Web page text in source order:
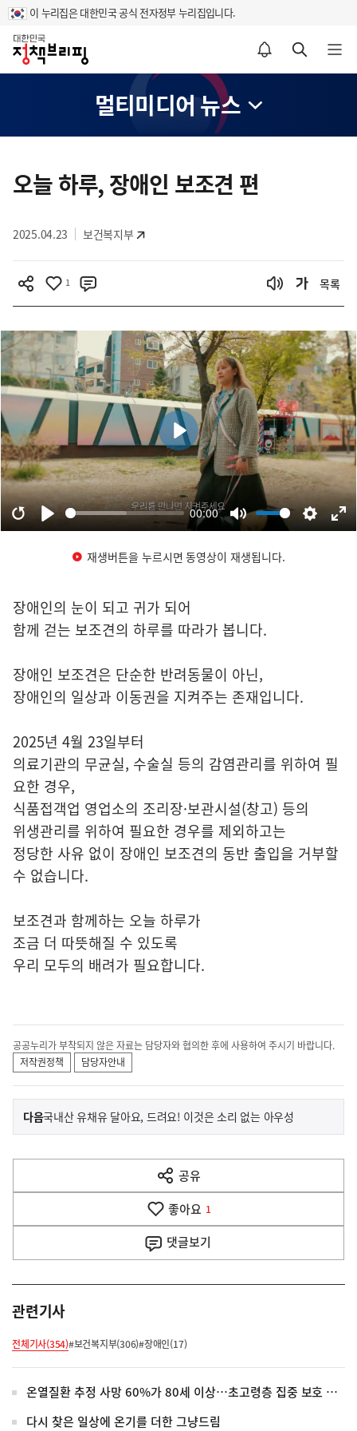
이 누리집은 대한민국 공식 전자정부 누리집입니다.
홈
알림설정 바로가기 검색 바로가기 메뉴 열기
멀티미디어 뉴스
텐
츠
역
오늘 하루, 장애인 보조견 편
2025.04.23 보건복지부
1 목록
재생버튼을 누르시면 동영상이 재생됩니다.
장애인의 눈이 되고 귀가 되어
함께 걷는 보조견의 하루를 따라가 봅니다.
장애인 보조견은 단순한 반려동물이 아닌,
장애인의 일상과 이동권을 지켜주는 존재입니다.
2025년 4월 23일부터
의료기관의 무균실, 수술실 등의 감염관리를 위하여 필
요한 경우,
식품접객업 영업소의 조리장·보관시설(창고) 등의
위생관리를 위하여 필요한 경우를 제외하고는
정당한 사유 없이 장애인 보조견의 동반 출입을 거부할
수 없습니다.
보조견과 함께하는 오늘 하루가
조금 더 따뜻해질 수 있도록
우리 모두의 배려가 필요합니다.
공공누리가 부착되지 않은 자료는 담당자와 협의한 후에 사용하여 주시기 바랍니다.
저작권정책
담당자안내
이
전
다
음
다음기
사
국내산 유채유 달아요, 드려요! 이것은 소리 없는 아우성
공유
열
기
좋아요 1
댓글보기
관련기사
전체기사(354)#보건복지부(306)#장애인(17)
온열질환 추정 사망 60%가 80세 이상…초고령층 집중 보호 강화
다시 찾은 일상에 온기를 더한 그냥드림